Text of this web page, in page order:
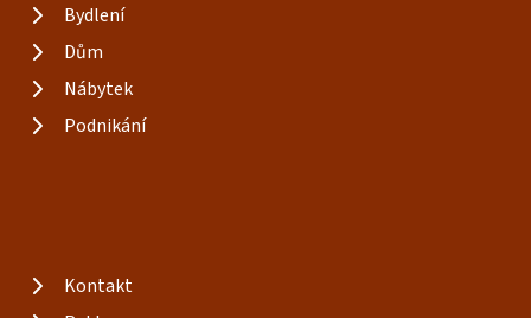
Bydlení
Dům
Nábytek
Podnikání
Kontakt